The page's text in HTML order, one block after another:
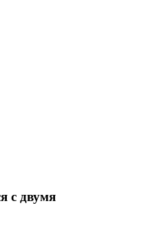
с двумя